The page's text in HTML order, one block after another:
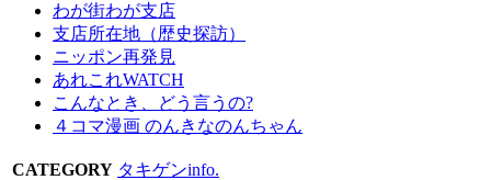
わが街わが支店
支店所在地（歴史探訪）
ニッポン再発見
あれこれWATCH
こんなとき、どう言うの?
４コマ漫画 のんきなのんちゃん
CATEGORY タキゲンinfo.